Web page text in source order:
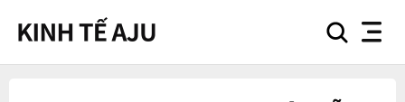
searchnav